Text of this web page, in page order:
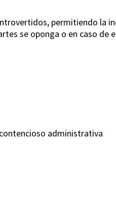
permitiendo la
se oponga o en caso de
administrativa